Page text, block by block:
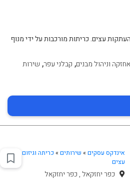
עצים. כריתות מורכבות על ידי מנוף
אחזקה וניהול מבנים, קבלני עפר, שירות
אינדקס עסקים » שירותים» כריתה וגיזום
עצים
כפר יחזקאל , כפר יחזקאל